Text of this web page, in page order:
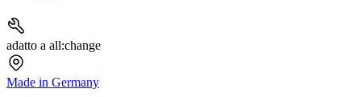
adatto a all:change
Made in Germany